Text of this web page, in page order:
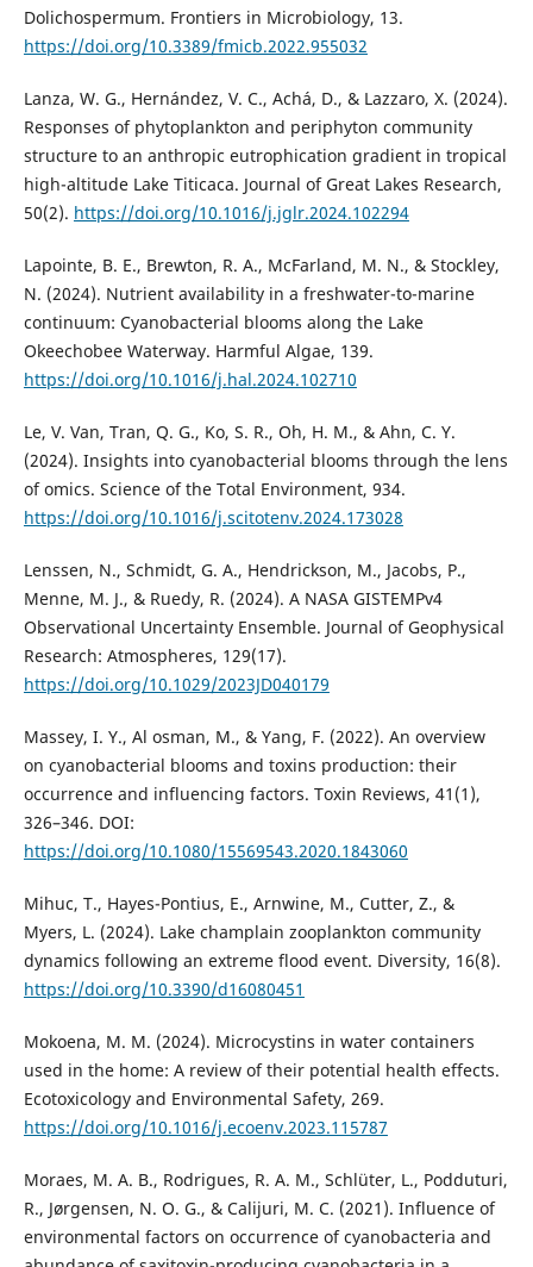
Dolichospermum. Frontiers in Microbiology, 13.
https://doi.org/10.3389/fmicb.2022.955032
Lanza, W. G., Hernández, V. C., Achá, D., & Lazzaro, X. (2024).
Responses of phytoplankton and periphyton community
structure to an anthropic eutrophication gradient in tropical
high-altitude Lake Titicaca. Journal of Great Lakes Research,
50(2). https://doi.org/10.1016/j.jglr.2024.102294
Lapointe, B. E., Brewton, R. A., McFarland, M. N., & Stockley,
N. (2024). Nutrient availability in a freshwater-to-marine
continuum: Cyanobacterial blooms along the Lake
Okeechobee Waterway. Harmful Algae, 139.
https://doi.org/10.1016/j.hal.2024.102710
Le, V. Van, Tran, Q. G., Ko, S. R., Oh, H. M., & Ahn, C. Y.
(2024). Insights into cyanobacterial blooms through the lens
of omics. Science of the Total Environment, 934.
https://doi.org/10.1016/j.scitotenv.2024.173028
Lenssen, N., Schmidt, G. A., Hendrickson, M., Jacobs, P.,
Menne, M. J., & Ruedy, R. (2024). A NASA GISTEMPv4
Observational Uncertainty Ensemble. Journal of Geophysical
Research: Atmospheres, 129(17).
https://doi.org/10.1029/2023JD040179
Massey, I. Y., Al osman, M., & Yang, F. (2022). An overview
on cyanobacterial blooms and toxins production: their
occurrence and influencing factors. Toxin Reviews, 41(1),
326–346. DOI:
https://doi.org/10.1080/15569543.2020.1843060
Mihuc, T., Hayes-Pontius, E., Arnwine, M., Cutter, Z., &
Myers, L. (2024). Lake champlain zooplankton community
dynamics following an extreme flood event. Diversity, 16(8).
https://doi.org/10.3390/d16080451
Mokoena, M. M. (2024). Microcystins in water containers
used in the home: A review of their potential health effects.
Ecotoxicology and Environmental Safety, 269.
https://doi.org/10.1016/j.ecoenv.2023.115787
Moraes, M. A. B., Rodrigues, R. A. M., Schlüter, L., Podduturi,
R., Jørgensen, N. O. G., & Calijuri, M. C. (2021). Influence of
environmental factors on occurrence of cyanobacteria and